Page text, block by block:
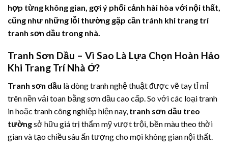
hợp từng không gian, gợi ý phối cảnh hài hòa với nội thất,
cũng như những lỗi thường gặp cần tránh khi trang trí
tranh sơn dầu trong nhà.
Tranh Sơn Dầu – Vì Sao Là Lựa Chọn Hoàn Hảo
Khi Trang Trí Nhà Ở?
Tranh sơn dầu là dòng tranh nghệ thuật được vẽ tay tỉ mỉ
trên nền vải toan bằng sơn dầu cao cấp. So với các loại tranh
in hoặc tranh công nghiệp hiện nay, tranh sơn dầu treo
tườngsở hữu giá trị thẩm mỹ vượt trội, bền màu theo thời
gian và tạo chiều sâu ấn tượng cho mọi không gian nội thất.